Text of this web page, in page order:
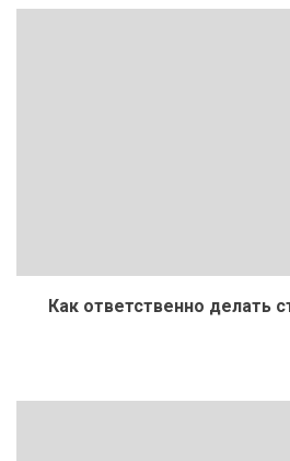
Как ответственно делать